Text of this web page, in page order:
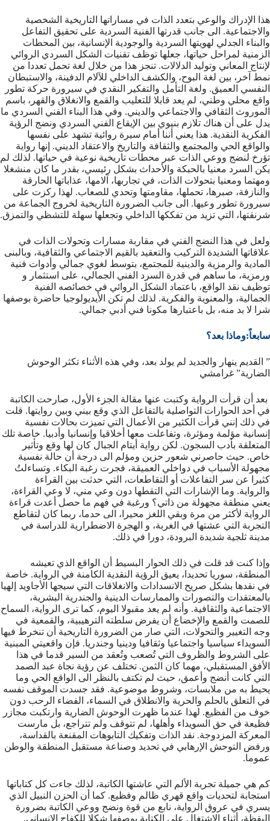
هذا الإدراك والوعي بتعدد الذات في مساراتها التاريخية الشخصية
والاجتماعية. الى جانب قدرتها الفنية السردية على تحقيق التفاعل
والبناء الجدلي لهويتها السردية والوجودية الإنسانية، بين المحطات
الزمنية لمراحل حياتها، جعلها توظف تقنيات الشكل السردي الروائي
لإنتاج المعاني وتوليد الدلالات. تنجز هذا من خلال لغة تحمل تعددا من
نمط آخر، بين لغة البوح، والكشف الداخلي للآلام الدفينة، والاستبطان
النفسي العميق. ولغة التأمل والتفكير النقدي في سيرورة حركة تطور
واقع محلي وطني، لم يعد قابلا للتعليب والقمع والانغلاق والقهر، باسم
الموروث الثقافي والاجتماعي والديني. وفي هذا البناء الفني السردي ما
يدل على أن هناك تلازم بنيوي بين الإيقاع الفني السردي ونضج الرؤية
الفكرية النقدية. هذا يعني أننا أمام سيرة روائية تشهد على نفسها
والواقع الحي والمجتمع والثقافة والتاريخ والاعتقاد الديني. إنها رواية
تؤرخ لنضج ووعي الذات عبر محطات تاريخية نوعية في حياتها. لذلك لم
يكن السرد معنيا بالحبكة والأحداث بشكل رئيسي، بقدر ما كان منشغلا
ومهتما ومعنيا بتحولات الذات، في تجاربها، آلامها، عذاباتها الحارقة
والنازفة، صبرها، تحملها، مقاومتها وتحدي للصعاب. لهذا ركزت على
سيرورة تطور وعيها. الى جانب الضرورة التاريخية لخروج الجماعة من
شرنقتها، التي تزيد من تفككها الداخلي وتجعلها سهلة للتشظي والتمزق.
ولعل في هذا النضج الفني في مقاربة مسارات وتحولات الذات في
علاقاتها الشديدة التركيب والتعقيد بالقيم الاجتماعي والثقافية، وبالبنى
المادية والرمزية والدينية للمجتمع، بتوسط لغوي جمالي وأدوات فنية
ورمزية، ما ساهم في قدرة السرد الفني الجمالي، على استثمار و
توظيف نقد الواقع، باعتماد الشكل الروائي في خصائصه الفنية
الجمالية، والمعنوية والفكرية. لذلك لم تكن الأيديولوجيا حاضرة بوصفها
شرا لا بد منه، بل باعتبارها مكونا فني أدبي جمالي.
سابعاً:وماذا بعد؟
” القديم ينهار والجديد لم يولد بعد، وفي هذه الأثناء تكثر الوحوش
الضارية” غرامشي
بعد أن قرأت الرواية وكتبت عنها مقالة الجزء الأول، صارحت الكاتبة
في أحد الحوارات التواصلية بالتفاعل الذي وقع بيني وبين روايتها. قلت
في ذلك إنني قرأت الكثير من الأعمال التي تميزت بحالات نفسية
إنسانية مؤلمة ومؤثرة، وتفاعلت معها أخلاقيا وإنسانيا وأدبيا. خاصة تلك
المتعلقة بأدب السجون. لكن رواية أيتام الجبال كان لها وقع وتأثير
خاص. حيث حاصرني شعور حزين ومؤلم الى درجة أن حالة نفسية
مجهولة الأسباب في دواخلي العميقة، فجرت رغبة البكاء. وتساءلتُ
كثيرا عن سر التفاعلات أو التقاطعات، التي حدثت بين القراءة
والرواية. وما الإشارات التي التقطها دون وعي مني، لا وعي القراءة،
يعني منطقة مجهولة من ذاتي؟ ورغبة في فهم ما حصل أعدت قراءة
الرواية لأكثر من مرة وبقي اللغز محيرا، الى حدما، ربما كان لتقاطع
التجربة التي عشتها في الغربة، و الهجرة الاضطرارية للدراسة في
مدينة ثلجية شديدة البرودة، دورا في ذلك.
وإذا كنت قد قلت في ذلك الحوار البسيط أن الواقع الذي تعيشه
المنطقة، سوريا تحديدا، يعيق الرؤية النقدية الكامنة في الرواية. خاصة
في نقدها بشكل صريح الانسدادات والانغلاقات التي سيجها الأجاويد إلهيا
بالمعتقدات والتصورات والممارسات الدينية والجندرية البشرية،
الاجتماعية والثقافية. وأنه لم يعد مقبولا اليوم، كما ترى الرواية، السماح
للصمت والقمع والإخضاع أن يفرض سلطته الترهيبية، والقمعية في
وجه التغيير والتحولات، التي صار من الضرورة التاريخية أن تنخرط فيها
السويداء سياسيا واجتماعيا وثقافيا ودينيا وجندريا. فإن واقعيتي المبنية
على الشروط والظروف التي تُصعب وتُعقد من السير قدما في هذا
الأفق المستقبلي، مهما كان الثمن. تختلف عن رؤية نجاة عبد الصمد
التي كانت أنضج وأعمق، حيث لم تكتف بالنظر الى الواقع الحي وما
يحيط به من ملابسات، وشروط موضوعية. فقد جسدت الموقف نفسه
في التعلق بالحلم والحرية والانطلاق في السماء، الفضاء الرحب دون
خوف من الفظيع. لهذا عندما ظهرت الوحوش الضارية وارتكبت مجازر
فظيعة في حق السويداء وأهلها، لم تتوقف ولم تتراجع، بل مارست
المعركة المزدوجة. نقد الذات وتفكيك التابوهات المقنعة بالقداسة،
ورفض التوحش الإرهابي في تحديد وصناعة مستقبل المنطقة والوطن
عموما.
كم هي جميلة تجربة الألم التي عاشتها الكاتبة، لذلك جاءت كل كتاباتها
استجابة لتحديات واقع قهري ظالم وفظيع. كما أن الحزن النبيل الذي
يسري في عروق الرواية، نابع من قوة ونضج ووعي الكاتبة بضرورة
اليقظة، أثناء الاشتغال على الكتابة بوصفها شكلا للكفاح الإنساني.